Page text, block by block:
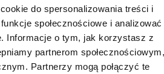
do spersonalizowania treści i
społecznościowe i analizować
Informacje o tym, jak korzystasz z
partnerom społecznościowym,
Partnerzy mogą połączyć te
ZATRUDNIEŃ DLA ACCOUNTO